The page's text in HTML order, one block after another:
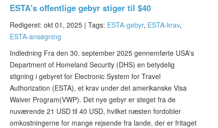
Hvad er ESTA?
Visumfritagelsesprogrammet
ESTA-status
Artikler
Kontakt
ESTA's offentlige gebyr stiger til $40
Redigeret: okt 01, 2025 | Tags: ESTA-gebyr, ESTA-krav,
ESTA-ansøgning
Indledning Fra den 30. september 2025 gennemførte USA's
Department of Homeland Security (DHS) en betydelig
stigning i gebyret for Electronic System for Travel
Authorization (ESTA), et krav under det amerikanske Visa
Waiver Program(VWP). Det nye gebyr er steget fra de
nuværende 21 USD til 40 USD, hvilket næsten fordobler
omkostningerne for mange rejsende fra lande, der er fritaget